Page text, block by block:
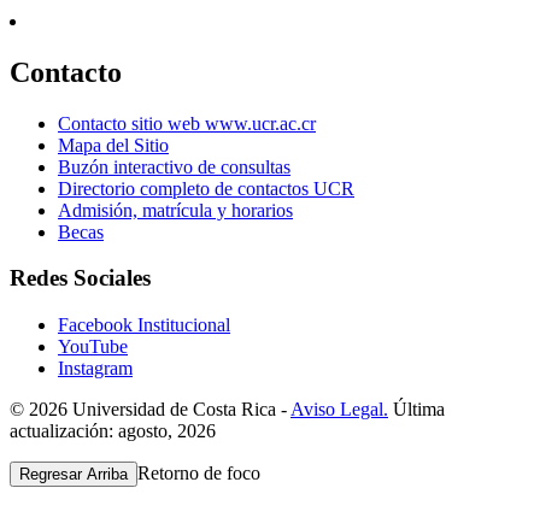
Contacto
Contacto sitio web www.ucr.ac.cr
Mapa del Sitio
Buzón interactivo de consultas
Directorio completo de contactos UCR
Admisión, matrícula y horarios
Becas
Redes Sociales
Facebook Institucional
YouTube
Instagram
© 2026 Universidad de Costa Rica - Aviso Legal. Última
actualización: agosto, 2026
Regresar Arriba Retorno de foco